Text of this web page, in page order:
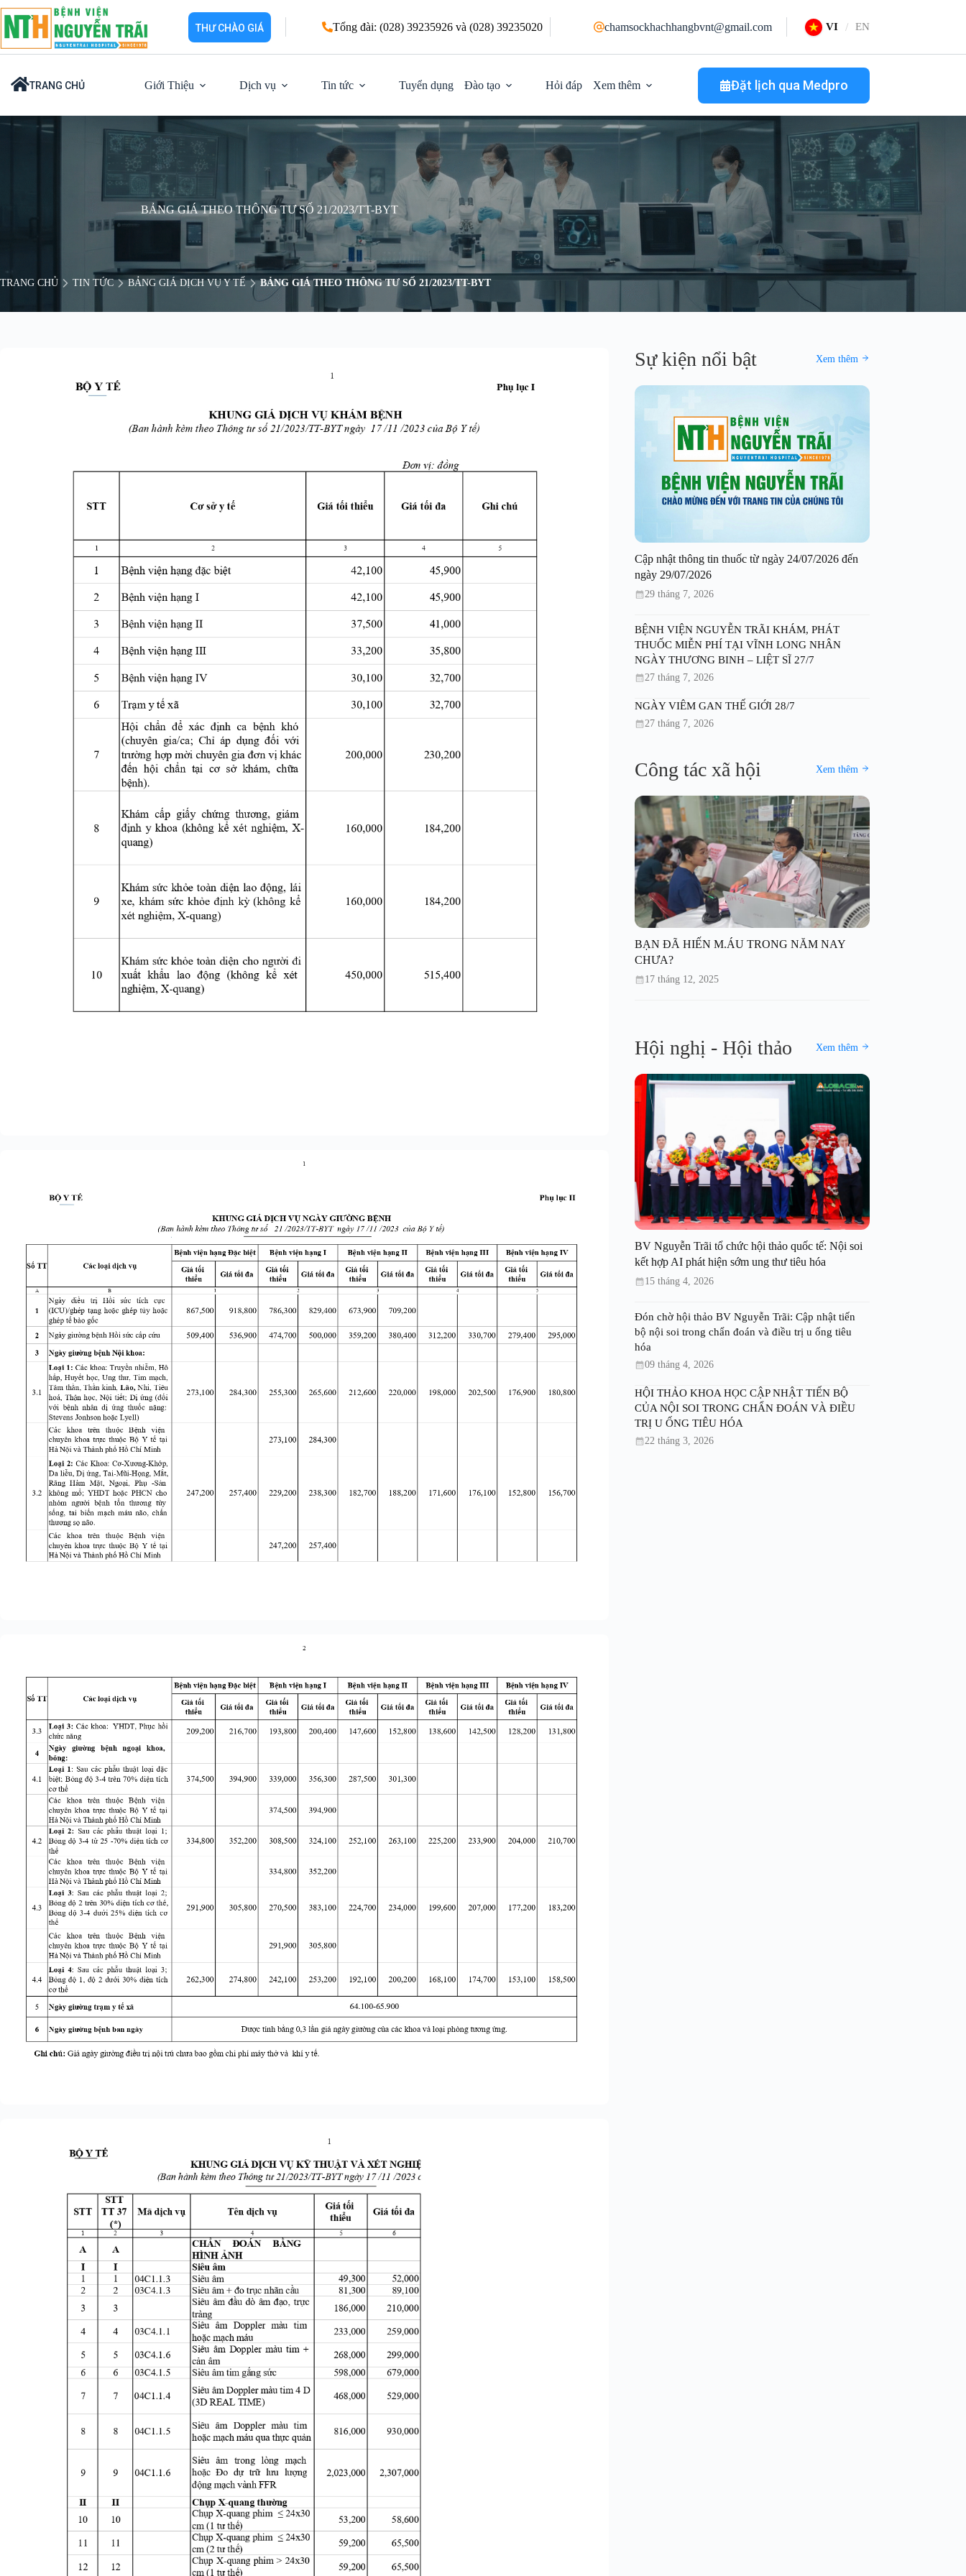
Chuyển
đến
phần
dung
THƯ CHÀO GIÁ Tổng đài: (028) 39235926 và (028) 39235020 chamsockhachhangbvnt@gmail.com EN
VI
TRANG CHỦ Giới Thiệu Dịch vụ Tin tức Tuyển dụng Đào tạo Hỏi đáp Xem thêm Đặt lịch qua Medpro
BẢNG GIÁ THEO THÔNG TƯ SỐ 21/2023/TT-BYT
TRANG CHỦ TIN TỨC BẢNG GIÁ DỊCH VỤ Y TẾ BẢNG GIÁ THEO THÔNG TƯ SỐ 21/2023/TT-BYT
Sự kiện nổi bật Xem thêm
Cập nhật thông tin thuốc từ ngày 24/07/2026 đến
ngày 29/07/2026
29 tháng 7, 2026
BỆNH VIỆN NGUYỄN TRÃI KHÁM, PHÁT
THUỐC MIỄN PHÍ TẠI VĨNH LONG NHÂN
NGÀY THƯƠNG BINH – LIỆT SĨ 27/7
27 tháng 7, 2026
NGÀY VIÊM GAN THẾ GIỚI 28/7
27 tháng 7, 2026
Công tác xã hội Xem thêm
BẠN ĐÃ HIẾN M.ÁU TRONG NĂM NAY
CHƯA?
17 tháng 12, 2025
Hội nghị - Hội thảo Xem thêm
BV Nguyễn Trãi tổ chức hội thảo quốc tế: Nội soi
kết hợp AI phát hiện sớm ung thư tiêu hóa
15 tháng 4, 2026
Đón chờ hội thảo BV Nguyễn Trãi: Cập nhật tiến
bộ nội soi trong chẩn đoán và điều trị u ống tiêu
hóa
09 tháng 4, 2026
HỘI THẢO KHOA HỌC CẬP NHẬT TIẾN BỘ
CỦA NỘI SOI TRONG CHẨN ĐOÁN VÀ ĐIỀU
TRỊ U ỐNG TIÊU HÓA
22 tháng 3, 2026